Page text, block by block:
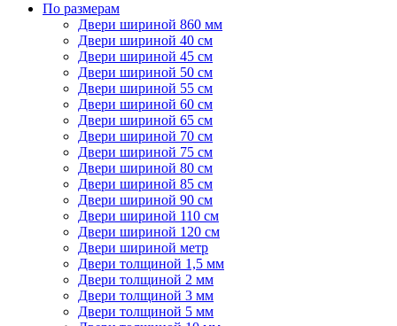
По размерам
Двери шириной 860 мм
Двери шириной 40 см
Двери шириной 45 см
Двери шириной 50 см
Двери шириной 55 см
Двери шириной 60 см
Двери шириной 65 см
Двери шириной 70 см
Двери шириной 75 см
Двери шириной 80 см
Двери шириной 85 см
Двери шириной 90 см
Двери шириной 110 см
Двери шириной 120 см
Двери шириной метр
Двери толщиной 1,5 мм
Двери толщиной 2 мм
Двери толщиной 3 мм
Двери толщиной 5 мм